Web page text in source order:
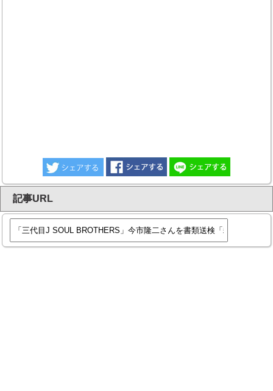
記事URL